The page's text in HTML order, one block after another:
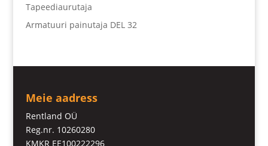
Tapeediaurutaja
Armatuuri painutaja DEL 32
Meie aadress
Rentland OÜ
Reg.nr. 10260280
KMKR EE100222296